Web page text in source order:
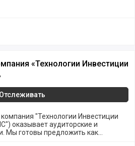
«Технологии Инвестиции
«Технологии Инвестиции
Отслеживать
"Технологии Инвестиции
оказывает аудиторские и
Мы готовы предложить как